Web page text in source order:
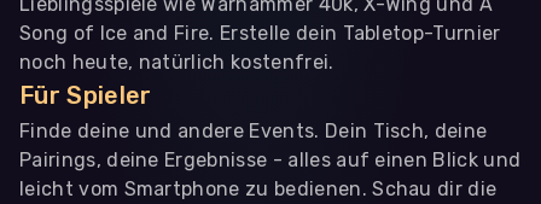
Song of Ice and Fire. Erstelle dein Tabletop-Turnier
noch heute, natürlich kostenfrei.
Für Spieler
Finde deine und andere Events. Dein Tisch, deine
Pairings, deine Ergebnisse - alles auf einen Blick und
leicht vom Smartphone zu bedienen. Schau dir die